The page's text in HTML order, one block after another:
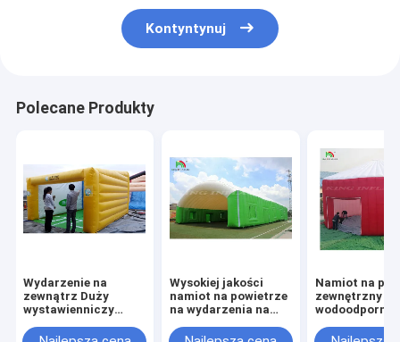
Kontyntynuj
Polecane Produkty
Wydarzenie na
zewnątrz Duży
wystawienniczy
światłem Led
Wysokiej jakości
namiot na powietrze
na wydarzenia na
powietrze duży Pvc
Namiot na
zewnętrzny
wodoodporny
nawigacyjny